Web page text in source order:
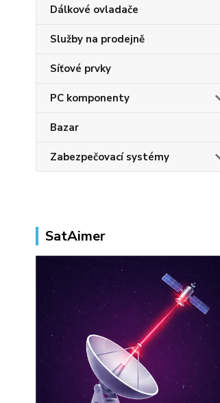
Dálkové ovladače
Služby na prodejně
Síťové prvky
PC komponenty
Bazar
Zabezpečovací systémy
SatAimer